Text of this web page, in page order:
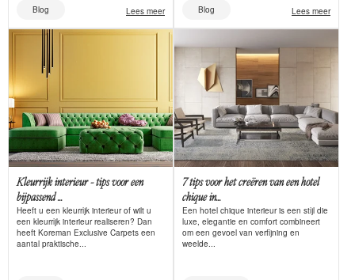
Blog Lees meer Blog Lees meer
Kleurrijk interieur - tips voor een
bijpassend ...
Heeft u een kleurrijk interieur of wilt u
een kleurrijk interieur realiseren? Dan
heeft Koreman Exclusive Carpets een
aantal praktische...
7 tips voor het creëren van een hotel
chique in...
Een hotel chique interieur is een stijl die
luxe, elegantie en comfort combineert
om een gevoel van verfijning en
weelde...